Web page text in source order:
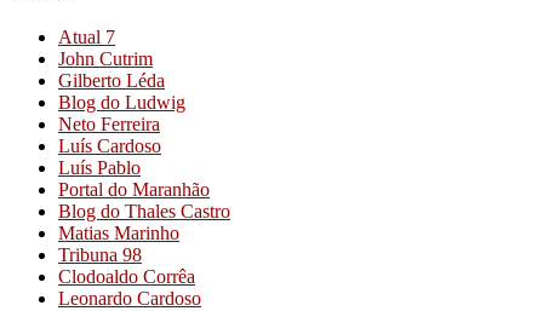
Atual 7
John Cutrim
Gilberto Léda
Blog do Ludwig
Neto Ferreira
Luís Cardoso
Luís Pablo
Portal do Maranhão
Blog do Thales Castro
Matias Marinho
Tribuna 98
Clodoaldo Corrêa
Leonardo Cardoso